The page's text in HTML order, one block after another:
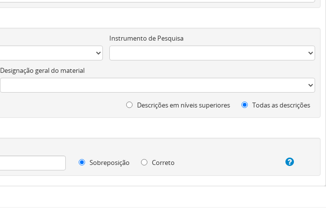
Instrumento de Pesquisa
Designação geral do material
Descrições em níveis superiores Todas as descrições
Sobreposição
Correto